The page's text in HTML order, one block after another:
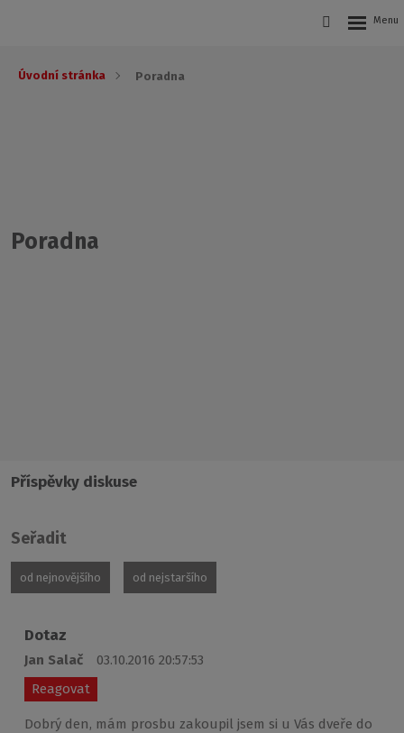
Úvodní stránka Poradna
Poradna
Příspěvky diskuse
Seřadit
od nejnovějšího od nejstaršího
Dotaz
Jan Salač
03.10.2016 20:57:53
Reagovat
Dobrý den, mám prosbu zakoupil jsem si u Vás dveře do